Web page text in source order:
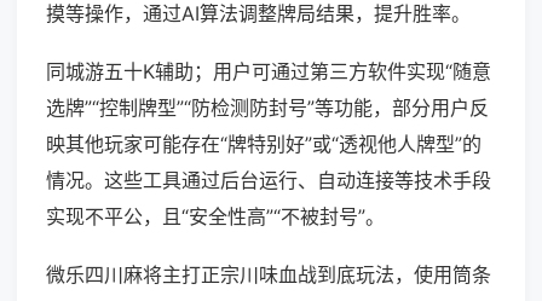
摸等操作，通过AI算法调整牌局结果，提升胜率。
同城游五十K辅助；用户可通过第三方软件实现“随意
选牌”“控制牌型”“防检测防封号”等功能，部分用户反
映其他玩家可能存在“牌特别好”或“透视他人牌型”的
情况。这些工具通过后台运行、自动连接等技术手段
实现不平公，且“安全性高”“不被封号”。
微乐四川麻将主打正宗川味血战到底玩法，使用筒条